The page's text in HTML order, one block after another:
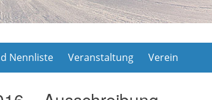
Nennliste Veranstaltung Verein